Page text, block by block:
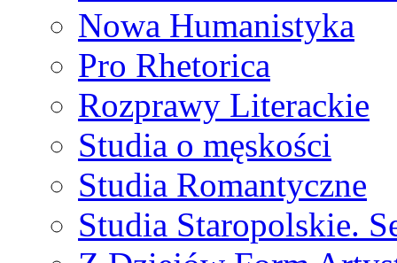
Nowa Humanistyka
Pro Rhetorica
Rozprawy Literackie
Studia o męskości
Studia Romantyczne
Studia Staropolskie.